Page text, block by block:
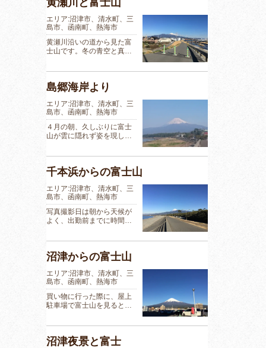
黄瀬川と富士山
エリア:沼津市、清水町、三
島市、函南町、熱海市
黄瀬川沿いの道から見た富
士山です。冬の青空と真…
島郷海岸より
エリア:沼津市、清水町、三
島市、函南町、熱海市
４月の朝、久しぶりに富士
山が雲に隠れず姿を現し…
千本浜からの富士山
エリア:沼津市、清水町、三
島市、函南町、熱海市
写真撮影日は朝から天候が
よく、出勤前までに時間…
沼津からの富士山
エリア:沼津市、清水町、三
島市、函南町、熱海市
買い物に行った際に、屋上
駐車場で富士山を見ると…
沼津夜景と富士